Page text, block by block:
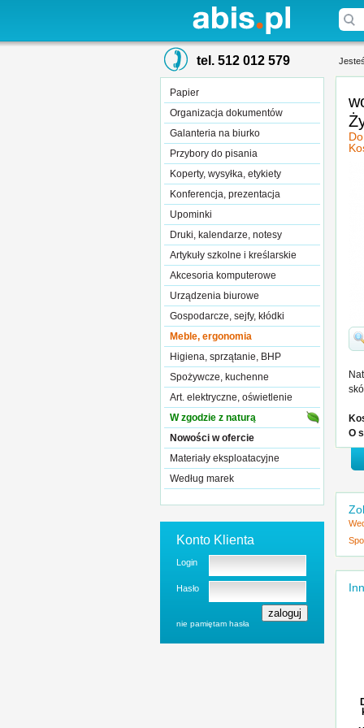
tel. 512 012 579
Papier
Organizacja dokumentów
Galanteria na biurko
Przybory do pisania
Koperty, wysyłka, etykiety
Konferencja, prezentacja
Upominki
Druki, kalendarze, notesy
Artykuły szkolne i kreślarskie
Akcesoria komputerowe
Urządzenia biurowe
Gospodarcze, sejfy, kłódki
Meble, ergonomia
Higiena, sprzątanie, BHP
Spożywcze, kuchenne
Art. elektryczne, oświetlenie
W zgodzie z naturą
Nowości w ofercie
Materiały eksploatacyjne
Według marek
Konto Klienta
Login
Hasło
nie pamiętam hasła
O